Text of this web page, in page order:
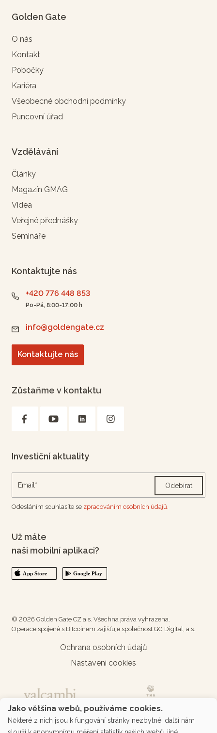
Golden Gate
O nás
Kontakt
Pobočky
Kariéra
Všeobecné obchodní podmínky
Puncovní úřad
Vzdělávání
Články
Magazín GMAG
Videa
Veřejné přednášky
Semináře
Kontaktujte nás
+420 776 448 853
Po-Pá, 8:00-17:00 h
info@goldengate.cz
Kontaktujte nás
Zůstaňme v kontaktu
Investiční aktuality
Odebírat
Odesláním souhlasíte se zpracováním osobních údajů.
Už máte
naši mobilní aplikaci?
© 2026 Golden Gate CZ a.s. Všechna práva vyhrazena.
Operace spojené s Bitcoinem zajišťuje společnost GG Digital, a.s.
Ochrana osobních údajů
Nastavení cookies
Jako většina webů, používáme cookies.
Některé z nich jsou k fungování stránky nezbytné, další nám